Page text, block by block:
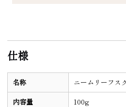
仕様
名称
ニームリーフス
内容量
100g